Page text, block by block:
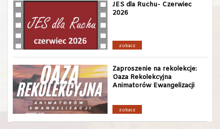
JES dla Ruchu- Czerwiec
2026
zobacz
Zaproszenie na rekolekcje:
Oaza Rekolekcyjna
Animatorów Ewangelizacji
zobacz